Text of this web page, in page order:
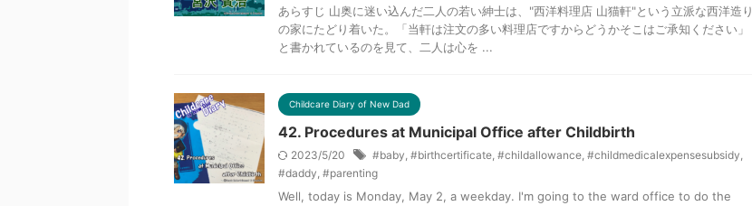
あらすじ 山奥に迷い込んだ二人の若い紳士は、"西洋料理店 山猫軒"という立派な西洋造り
の家にたどり着いた。「当軒は注文の多い料理店ですからどうかそこはご承知ください」
と書かれているのを見て、二人は心を ...
Childcare Diary of New Dad
42. Procedures at Municipal Office after Childbirth
2023/5/20 #baby, #birthcertificate, #childallowance, #childmedicalexpensesubsidy,
#daddy, #parenting
Well, today is Monday, May 2, a weekday. I'm going to the ward office to do the